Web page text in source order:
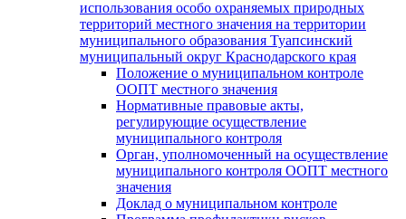
использования особо охраняемых природных
территорий местного значения на территории
муниципального образования Туапсинский
муниципальный округ Краснодарского края
Положение о муниципальном контроле
ООПТ местного значения
Нормативные правовые акты,
регулирующие осуществление
муниципального контроля
Орган, уполномоченный на осуществление
муниципального контроля ООПТ местного
значения
Доклад о муниципальном контроле